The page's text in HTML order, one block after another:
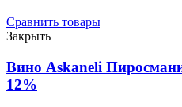
Сравнить товары
Закрыть
Вино Askaneli
12%